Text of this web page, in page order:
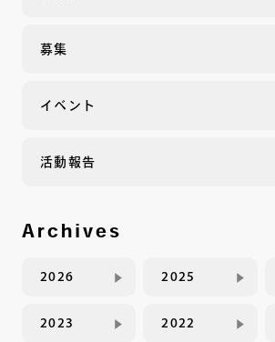
募集
イベント
活動報告
Archives
2026 2025
2023 2022